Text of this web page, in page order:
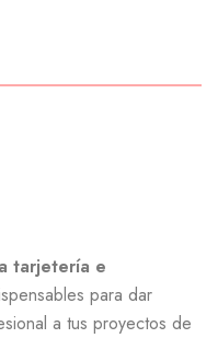
tarjetería e
para dar
a tus proyectos de